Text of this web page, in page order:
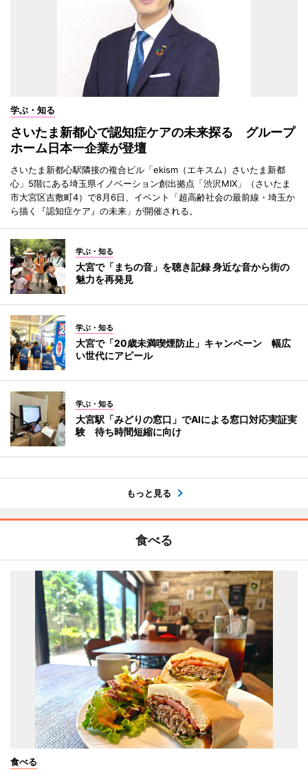
学ぶ・知る
さいたま新都心で認知症ケアの未来探る グループ
ホーム日本一企業が登壇
さいたま新都心駅隣接の複合ビル「ekism（エキスム）さいたま新都
心」5階にある埼玉県イノベーション創出拠点「渋沢MIX」（さいたま
市大宮区吉敷町4）で8月6日、イベント「超高齢社会の最前線・埼玉か
ら描く『認知症ケア』の未来」が開催される。
学ぶ・知る
大宮で「まちの音」を聴き記録 身近な音から街の
魅力を再発見
学ぶ・知る
大宮で「20歳未満喫煙防止」キャンペーン 幅広
い世代にアピール
学ぶ・知る
大宮駅「みどりの窓口」でAIによる窓口対応実証実
験 待ち時間短縮に向け
もっと見る
食べる
食べる